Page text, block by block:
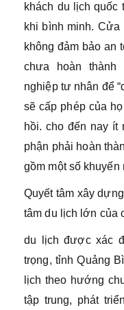
khách du lịch
khi bình minh.
không đảm bảo an
chưa hoàn
nghiệp tư nhân để
sẽ cấp phép của
hồi. cho đến nay ít
phận phải hoàn
gồm một số
Quyết tâm xây
tâm du lịch lớn của
du lịch được xác
trọng, tỉnh Quảng
lịch theo hướng
tập trung, phát